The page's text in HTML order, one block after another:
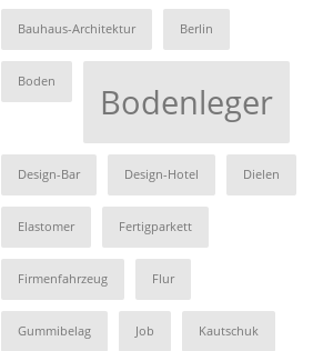
Bauhaus-Architektur Berlin
Boden Bodenleger
Design-Bar Design-Hotel Dielen
Elastomer Fertigparkett
Firmenfahrzeug Flur
Gummibelag Job Kautschuk